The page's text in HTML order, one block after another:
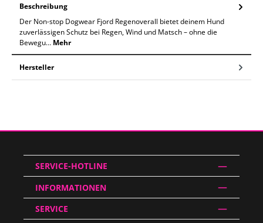
Beschreibung
Der Non-stop Dogwear Fjord Regenoverall bietet deinem Hund
zuverlässigen Schutz bei Regen, Wind und Matsch – ohne die
Bewegu… Mehr
Hersteller
SERVICE-HOTLINE
INFORMATIONEN
SERVICE